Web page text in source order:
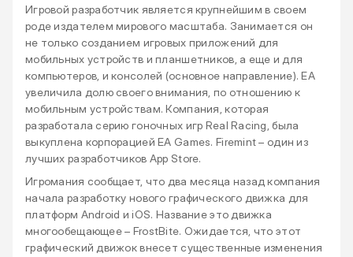
Игровой разработчик является крупнейшим в своем
роде издателем мирового масштаба. Занимается он
не только созданием игровых приложений для
мобильных устройств и планшетников, а еще и для
компьютеров, и консолей (основное направление). EA
увеличила долю своего внимания, по отношению к
мобильным устройствам. Компания, которая
разработала серию гоночных игр Real Racing, была
выкуплена корпорацией EA Games. Firemint – один из
лучших разработчиков App Store.
Игромания сообщает, что два месяца назад компания
начала разработку нового графического движка для
платформ Android и iOS. Название это движка
многообещающее – FrostBite. Ожидается, что этот
графический движок внесет существенные изменения